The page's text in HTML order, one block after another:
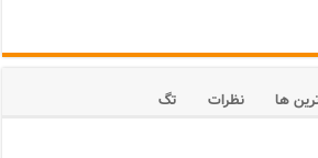
ها نظرات
تگ